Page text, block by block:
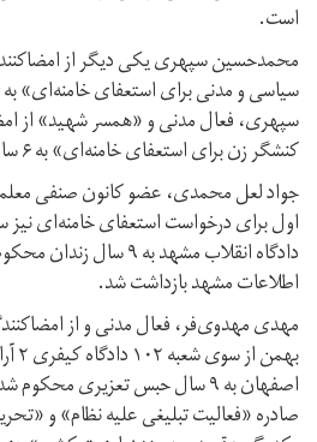
است.
محمدحسین سپهری یکی دیگر از
سپهری، فعال مدنی و «همسر شهید» از
کنشگر زن برای استعفای خامنه‌ای» به ۶ سال حبس محکوم شده‌اند.
جواد لعل محمدی، عضو کانون صنفی
دادگاه انقلاب مشهد به ۹
اطلاعات مشهد بازداشت شد.
اصفهان به ۹ سال حبس تعزیری
صادره «فعالیت تبلیغی علیه نظام» و